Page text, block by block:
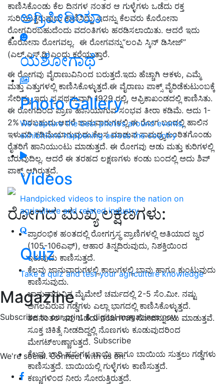
ಅಗ್ರಿಪೀಡಿಯಾ
ಯಶೋಗಾಥೆ
Photo Gallery
We capture the best photos around events,
exhibitions happening across the country
Videos
Handpicked videos to inspire the nation on
agriculture and related industry
Quiz
Take a quiz and test your agriculture knowledge
Magazine
Subscribe to our print & digital magazines now
Subscribe
We're social. Connect with us on:
ಕಾಣಿಸಿಕೊಂಡು ಕೆಲ ದಿನಗಳ ನಂತರ ಆ ಗುಳ್ಳೆಗಳು ಒಡೆದು ರಕ್ತ
ಸುರಿಯುತ್ತಿರುವುದು ಕಾಣಿಸಿದ್ದು. ಇದನ್ನು ಕೆಲವರು ಕೊರೋನಾ
ರೋಗವಿರಬಹುದೆಂದು ವದಂತಿಗಳು ಹರಡಿಸಲಾಯಿತು. ಆದರೆ ಇದು
ಕೊರೋನಾ ರೋಗವಲ್ಲ. ಈ ರೋಗವನ್ನು“ಲಂಪಿ ಸ್ಕಿನ್ ಡಿಸೀಜ್”
(ಎಲ್.ಎಸ್.ಡಿ)ಎಂದು ಕರೆಯುತ್ತಾರೆ.
ಈ ರೋಗವು ವೈರಾಣುವಿನಿಂದ ಬರುತ್ತದೆ.ಇದು ಹೆಚ್ಚಾಗಿ ಆಕಳು, ಎಮ್ಮೆ
ಮತ್ತು ಎತ್ತುಗಳಲ್ಲಿ ಕಾಣಿಸಿಕೊಳ್ಳುತ್ತದೆ.ಈ ವೈರಾಣು ಪಾಕ್ಸ್ ವೈರಿಡೆಕುಟುಂಬಕ್ಕೆ
ಸೇರಿದ್ದು. ಇದು ಪ್ರಪಥಮವಾಗಿ 1929 ರಲ್ಲಿ, ಆಫ್ರಿಕಾಖಂಡದಲ್ಲಿ ಕಾಣಿಸಿತು.
ಈ ರೋಗದಿಂದ ಪ್ರಾಣ ಹಾನಿಯಾಗುವ ಸಂಭವ ತೀರಾ ಕಡಿಮೆ. ಅದು 1-
2% ವಿರಬಹುದು.ಆದರೆ ಜಾನುವಾರುಗಳಲ್ಲಿ ಈ ರೋಗ ಬಂದಲ್ಲಿ ಹಾಲಿನ
ಇಳುವರಿ ಕಡಿಮೆಯಾಗುವುದು.ಕೆಲಸ ಮಾಡುವ ಸಾಮಥ್ರ್ಯಕುಂಠಿತಗೊಂಡು
ರೈತರಿಗೆ ಹಾನಿಯುಂಟು ಮಾಡುತ್ತದೆ. ಈ ರೋಗವು ಆಡು ಮತ್ತು ಕುರಿಗಳಲ್ಲಿ
ಬರುವುದಿಲ್ಲ. ಆದರೆ ಈ ತರಹದ ಲಕ್ಷಣಗಳು ಕಂಡು ಬಂದಲ್ಲಿ ಅದು ಶಿಪ್
ಪಾಕ್ಸ್ ಆಗಿರುತ್ತದೆ.​​
ರೋಗದ ಮುಖ್ಯ ಲಕ್ಷಣಗಳು:
ಪ್ರಾರಂಭಿಕ ಹಂತದಲ್ಲಿ ರೋಗಗ್ರಸ್ಥ ಪ್ರಾಣಿಗಳಲ್ಲಿ ಅತಿಯಾದ ಜ್ವರ
(105-106ಎಫ್), ಆಹಾರ ತಿನ್ನದಿರುವುದು, ನಿಶಕ್ತಿಯಿಂದ
ಇರುವುದು ಕಾಣಿಸುತ್ತದೆ.
ಕೆಲವು ಜಾನುವಾರುಗಳಲ್ಲಿ ಕಾಲುಗಳಲ್ಲಿ ಬಾವು ಹಾಗೂ ಕುಂಟುವುದು
ಕಾಣಿಸುವುದು.
ಜಾನುವಾರುವಿನ ಮೈಮೇಲೆ ಚರ್ಮದಲ್ಲಿ 2-5 ಸೆಂ.ಮೀ. ನಷ್ಟು
ಅಗಲವಿರುವ ಗಡ್ಡೆಗಳು ಎಲ್ಲಾ ಭಾಗದಲ್ಲಿ ಕಾಣಿಸಿಕೊಳ್ಳುತ್ತದೆ.
ತದನಂತರ ಇವು ಒಡೆದು ಗಯಗಳಾಗಿ ನೋವನ್ನುಂಟು ಮಾಡುತ್ತವೆ.
ಸೂಕ್ತ ಚಿಕಿತ್ಸೆ ನೀಡದಿದ್ದಲ್ಲಿ ನೊಣಗಳು ಕೂಡುವುದರಿಂದ
ಮೇಗಟ್‍ಉಣ್ಣಾಗುತ್ತದೆ.
ಕೆಲವು ಬಾರಿ ಹಸುಗಳ ಬಾಯಿ ಹಾಗೂ ಬಾಯಿಯ ಸುತ್ತಲು ಗಡ್ಡೆಗಳು
ಕಾಣಿಸುತ್ತದೆ. ಬಾಯಿಯಲ್ಲಿ ಗುಳ್ಳೆಗಳು ಕಾಣಿಸುತ್ತದೆ.
ಕಣ್ಣುಗಳಿಂದ ನೀರು ಸೋರುತ್ತಿರುತ್ತದೆ.